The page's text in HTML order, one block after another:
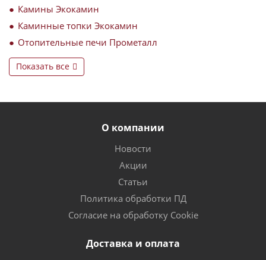
Камины Экокамин
Каминные топки Экокамин
Отопительные печи Прометалл
Показать все
О компании
Новости
Акции
Статьи
Политика обработки ПД
Согласие на обработку Cookie
Доставка и оплата